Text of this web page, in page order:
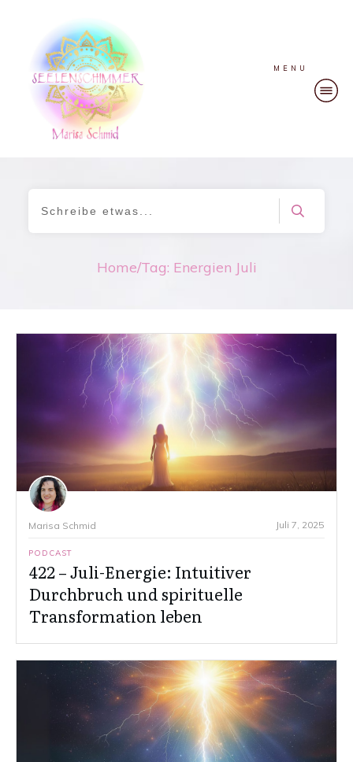
MENU
Home/Tag: Energien Juli
Marisa Schmid Juli 7, 2025
PODCAST
422 – Juli-Energie: Intuitiver
Durchbruch und spirituelle
Transformation leben